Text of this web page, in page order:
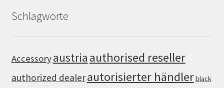
Schlagworte
Accessoryaustria authorised reseller
authorized dealerautorisierter händlerblack